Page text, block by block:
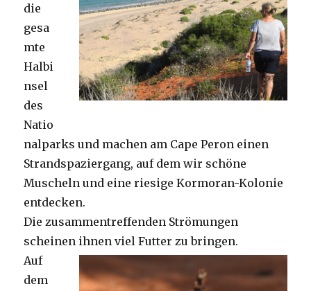
die
gesa
mte
Halbi
nsel
des
Natio
nalparks und machen am Cape Peron einen
Strandspaziergang, auf dem wir schöne
Muscheln und eine riesige Kormoran-Kolonie
entdecken.
Die zusammentreffenden Strömungen
scheinen ihnen viel Futter zu bringen.
Auf
dem